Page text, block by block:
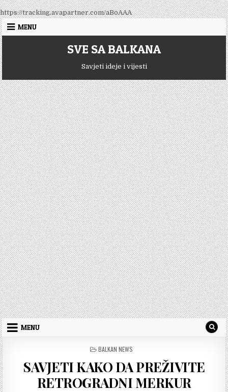
https://tracking.avapartner.com/aBoAAASkip
MENU
SVE SA BALKANA
Savjeti ideje i vijesti
MENU
POSTED
BALKAN NEWS
SAVJETI KAKO DA PREŽIVITE
RETROGRADNI MERKUR